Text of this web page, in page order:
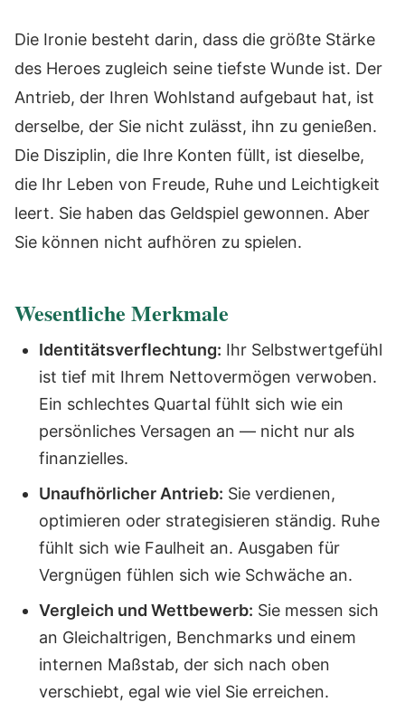
Die Ironie besteht darin, dass die größte Stärke
des Heroes zugleich seine tiefste Wunde ist. Der
Antrieb, der Ihren Wohlstand aufgebaut hat, ist
derselbe, der Sie nicht zulässt, ihn zu genießen.
Die Disziplin, die Ihre Konten füllt, ist dieselbe,
die Ihr Leben von Freude, Ruhe und Leichtigkeit
leert. Sie haben das Geldspiel gewonnen. Aber
Sie können nicht aufhören zu spielen.
Wesentliche Merkmale
Identitätsverflechtung: Ihr Selbstwertgefühl
ist tief mit Ihrem Nettovermögen verwoben.
Ein schlechtes Quartal fühlt sich wie ein
persönliches Versagen an — nicht nur als
finanzielles.
Unaufhörlicher Antrieb: Sie verdienen,
optimieren oder strategisieren ständig. Ruhe
fühlt sich wie Faulheit an. Ausgaben für
Vergnügen fühlen sich wie Schwäche an.
Vergleich und Wettbewerb: Sie messen sich
an Gleichaltrigen, Benchmarks und einem
internen Maßstab, der sich nach oben
verschiebt, egal wie viel Sie erreichen.